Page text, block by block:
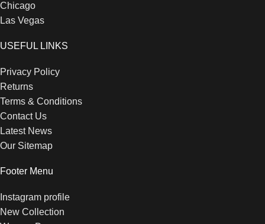
Chicago
Las Vegas
USEFUL LINKS
Privacy Policy
Returns
Terms & Conditions
Contact Us
Latest News
Our Sitemap
Footer Menu
Instagram profile
New Collection